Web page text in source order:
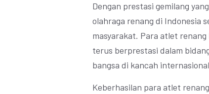
Dengan prestasi gemilang
olahraga renang di Indonesia
masyarakat. Para atlet
terus berprestasi dalam
bangsa di kancah
Keberhasilan para atlet